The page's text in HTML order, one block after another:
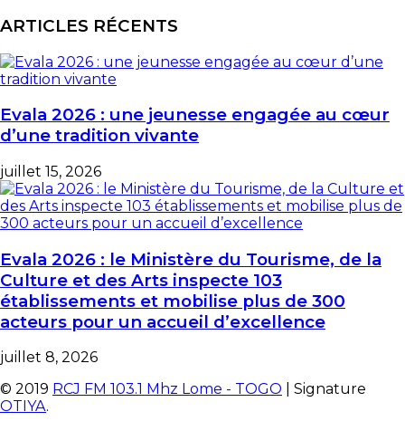
ARTICLES RÉCENTS
Evala 2026 : une jeunesse engagée au cœur
d’une tradition vivante
juillet 15, 2026
Evala 2026 : le Ministère du Tourisme, de la
Culture et des Arts inspecte 103
établissements et mobilise plus de 300
acteurs pour un accueil d’excellence
juillet 8, 2026
© 2019 RCJ FM 103.1 Mhz Lome - TOGO | Signature
OTIYA.